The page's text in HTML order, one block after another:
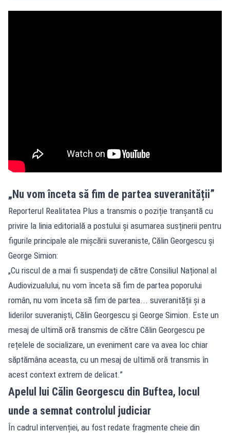
„Nu vom înceta să fim de partea suveranității”
Reporterul Realitatea Plus a transmis o poziție tranșantă cu
privire la linia editorială a postului și asumarea susținerii pentru
figurile principale ale mișcării suveraniste, Călin Georgescu și
George Simion:
„Cu riscul de a mai fi suspendați de către Consiliul Național al
Audiovizualului, nu vom înceta să fim de partea poporului
român, nu vom înceta să fim de partea... suveranității și a
liderilor suveraniști, Călin Georgescu și George Simion. Este un
mesaj de ultimă oră transmis de către Călin Georgescu pe
rețelele de socializare, un eveniment care va avea loc chiar
săptămâna aceasta, cu un mesaj de ultimă oră transmis în
acest context extrem de delicat.”
Apelul lui Călin Georgescu din Buftea, locul
unde a semnat controlul judiciar
În cadrul intervenției, au fost redate fragmente cheie din